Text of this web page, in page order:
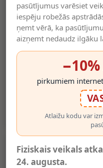
LED Sienas Gaismeklis Ar
Baterijām, 8 Cm, 0,4W, Balta,
2272-016, Briloner
10.49€
pasūtījumus varēsiet
iespēju robežās
ņemt vērā, ka
aizņemt nedaudz ilgāku
−10%
pirkumiem
Atlaižu kodu var
Fiziskais veikals
24. augusta.